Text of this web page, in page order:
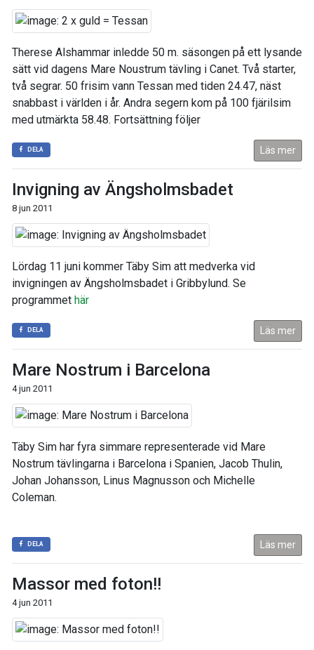
Therese Alshammar inledde 50 m. säsongen på ett lysande
sätt vid dagens Mare Noustrum tävling i Canet. Två starter,
två segrar. 50 frisim vann Tessan med tiden 24.47, näst
snabbast i världen i år. Andra segern kom på 100 fjärilsim
med utmärkta 58.48. Fortsättning följer
DELA Läs mer
Invigning av Ängsholmsbadet
8 jun 2011
Lördag 11 juni kommer Täby Sim att medverka vid
invigningen av Ängsholmsbadet i Gribbylund. Se
programmet här
DELA Läs mer
Mare Nostrum i Barcelona
4 jun 2011
Täby Sim har fyra simmare representerade vid Mare
Nostrum tävlingarna i Barcelona i Spanien, Jacob Thulin,
Johan Johansson, Linus Magnusson och Michelle
Coleman.
DELA Läs mer
Massor med foton!!
4 jun 2011